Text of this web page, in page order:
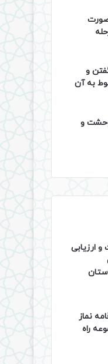
و
به آن
وحشت و
و ارزیابی
نماز
راه